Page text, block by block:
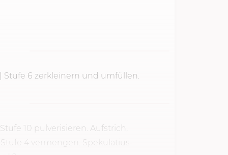
Stufe 6 zerkleinern und umfüllen.
Stufe 10 pulverisieren. Aufstrich,
Stufe 4
vermengen. Spekulatius-